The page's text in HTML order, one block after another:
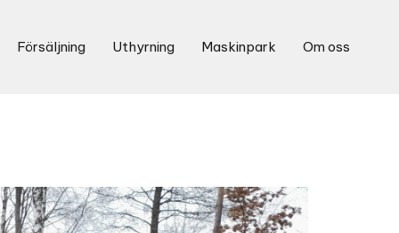
Försäljning Uthyrning Maskinpark Om oss